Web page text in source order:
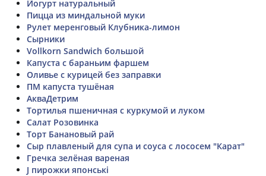
Йогурт натуральный
Пицца из миндальной муки
Рулет меренговый Клубника-лимон
Сырники
Vollkorn Sandwich большой
Капуста с бараньим фаршем
Оливье с курицей без заправки
ПМ капуста тушёная
АкваДетрим
Тортилья пшеничная с куркумой и луком
Салат Розовинка
Торт Банановый рай
Сыр плавленый для супа и соуса с лососем "Карат"
Гречка зелёная вареная
J пирожки японські